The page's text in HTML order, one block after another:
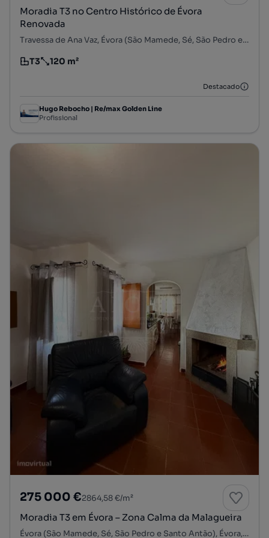
Moradia T3 no Centro Histórico de Évora
Renovada
Travessa de Ana Vaz, Évora (São Mamede, Sé, São Pedro e Santo Antão), Évora, Évora
Tipologia
T3
Preço por metro quadrado
120 m²
Destacado
Hugo Rebocho | Re/max Golden Line
Profissional
275 000 €2864,58 €/m²
Moradia T3 em Évora – Zona Calma da Malagueira
Évora (São Mamede, Sé, São Pedro e Santo Antão), Évora, Évora